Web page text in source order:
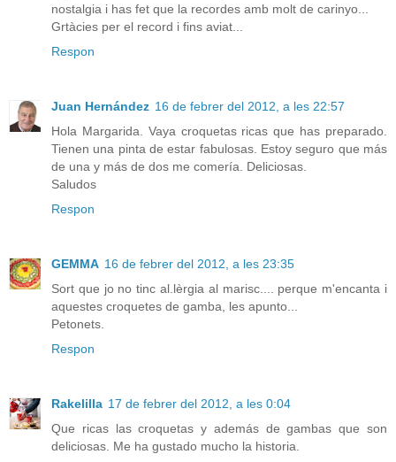
nostalgia i has fet que la recordes amb molt de carinyo...
Grtàcies per el record i fins aviat...
Respon
Juan Hernández 16 de febrer del 2012, a les 22:57
Hola Margarida. Vaya croquetas ricas que has preparado.
Tienen una pinta de estar fabulosas. Estoy seguro que más
de una y más de dos me comería. Deliciosas.
Saludos
Respon
GEMMA 16 de febrer del 2012, a les 23:35
Sort que jo no tinc al.lèrgia al marisc.... perque m'encanta i
aquestes croquetes de gamba, les apunto...
Petonets.
Respon
Rakelilla 17 de febrer del 2012, a les 0:04
Que ricas las croquetas y además de gambas que son
deliciosas. Me ha gustado mucho la historia.